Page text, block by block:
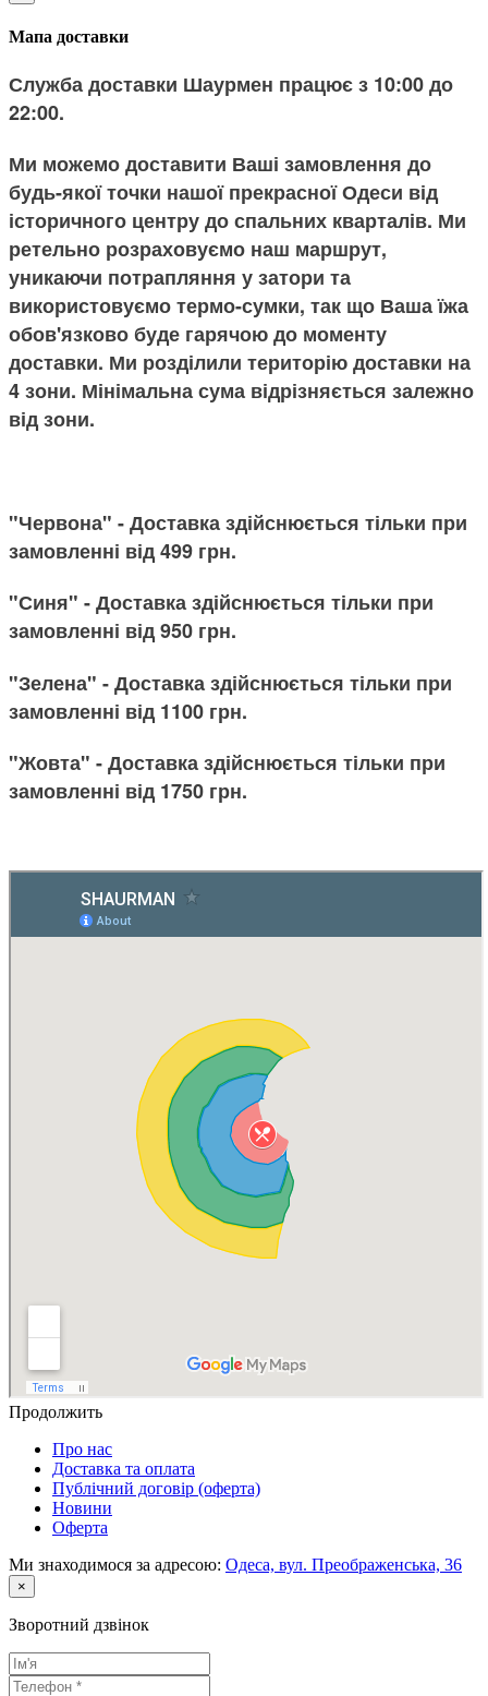
Мапа доставки
Служба доставки Шаурмен працює з 10:00 до
22:00.
Ми можемо доставити Ваші замовлення до
будь-якої точки нашої прекрасної Одеси від
історичного центру до спальних кварталів. Ми
ретельно розраховуємо наш маршрут,
уникаючи потрапляння у затори та
використовуємо термо-сумки, так що Ваша їжа
обов'язково буде гарячою до моменту
доставки. Ми розділили територію доставки на
4 зони. Мінімальна сума відрізняється залежно
від зони.
"Червона" - Доставка здійснюється тільки при
замовленні від 499 грн.
"Синя" - Доставка здійснюється тільки при
замовленні від 950 грн.
"Зелена" - Доставка здійснюється тільки при
замовленні від 1100 грн.
"Жовта" - Доставка здійснюється тільки при
замовленні від 1750 грн.
Продолжить
Про нас
Доставка та оплата
Публічний договір (оферта)
Новини
Оферта
Ми знаходимося за адресою: Одеса, вул. Преображенська, 36
×
Зворотний дзвінок